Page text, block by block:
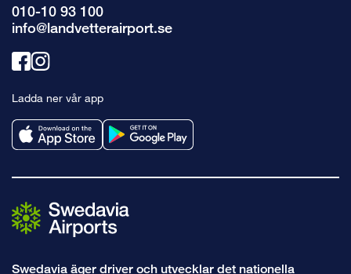
010-10 93 100
info@landvetterairport.se
Länk
facebook
Länk
instagram
Ladda ner vår app
Swedavia äger driver och utvecklar det nationella